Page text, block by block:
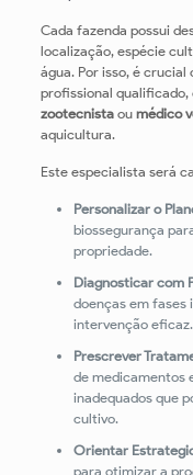
Cada fazenda possui
localização, espécie
água. Por isso, é
profissional qualificado,
zootecnistaou médico
aquicultura.
Este especialista será
Personalizar o
biossegurança
propriedade.
Diagnosticar com
doenças em fases
intervenção eficaz.
Prescrever
de medicamentos
inadequados que
cultivo.
Orientar
para otimizar a